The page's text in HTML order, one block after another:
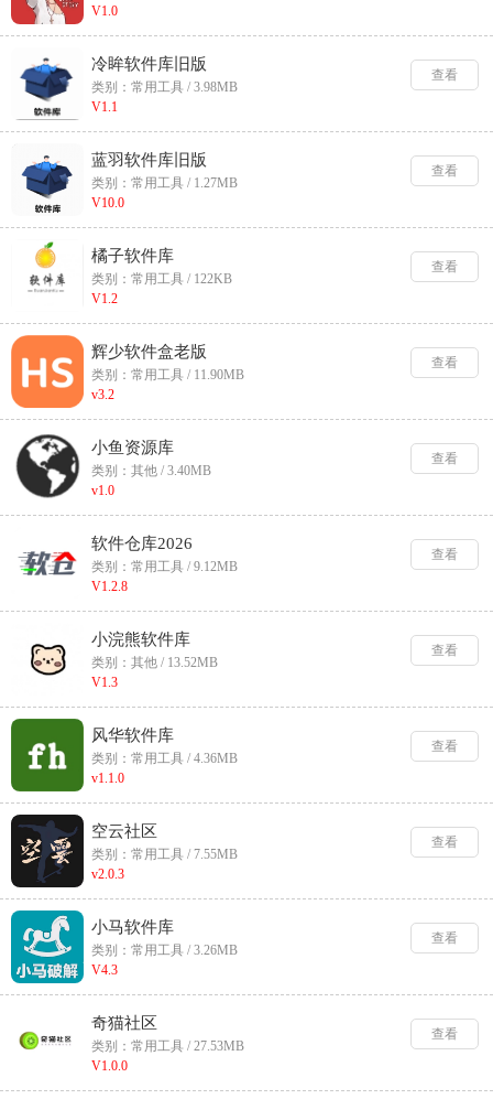
V1.0
冷眸软件库旧版
类别：常用工具 / 3.98MB
V1.1
查看
蓝羽软件库旧版
类别：常用工具 / 1.27MB
V10.0
查看
橘子软件库
类别：常用工具 / 122KB
V1.2
查看
辉少软件盒老版
类别：常用工具 / 11.90MB
v3.2
查看
小鱼资源库
类别：其他 / 3.40MB
v1.0
查看
软件仓库2026
类别：常用工具 / 9.12MB
V1.2.8
查看
小浣熊软件库
类别：其他 / 13.52MB
V1.3
查看
风华软件库
类别：常用工具 / 4.36MB
v1.1.0
查看
空云社区
类别：常用工具 / 7.55MB
v2.0.3
查看
小马软件库
类别：常用工具 / 3.26MB
V4.3
查看
奇猫社区
类别：常用工具 / 27.53MB
V1.0.0
查看